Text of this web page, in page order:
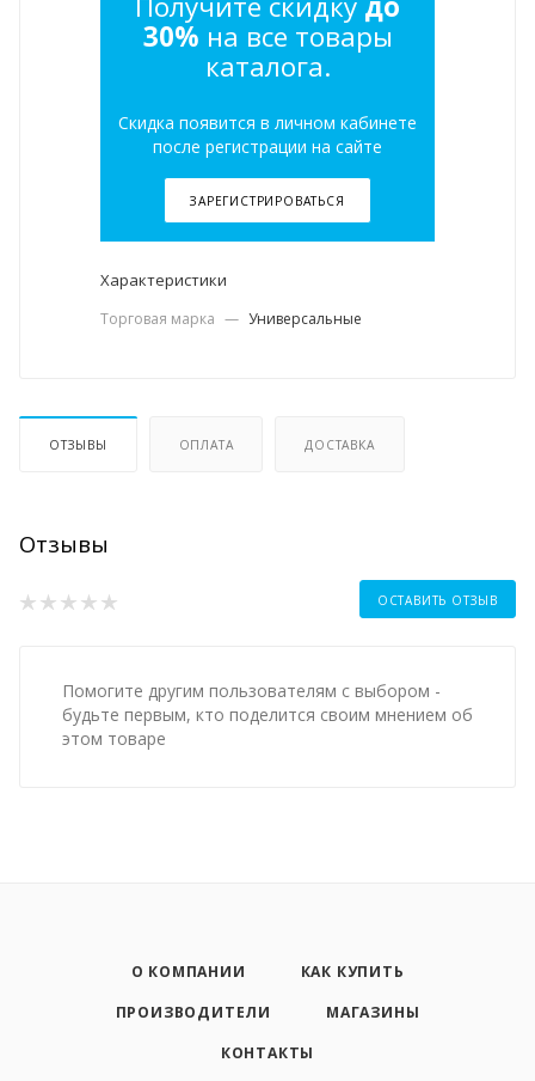
30% на все товары
каталога.
Скидка появится в личном кабинете
после регистрации на сайте
ЗАРЕГИСТРИРОВАТЬСЯ
Характеристики
Торговая марка — Универсальные
ОТЗЫВЫ ОПЛАТА ДОСТАВКА
Отзывы
ОСТАВИТЬ ОТЗЫВ
Помогите другим пользователям с выбором -
будьте первым, кто поделится своим мнением об
этом товаре
О КОМПАНИИ
КАК КУПИТЬ
ПРОИЗВОДИТЕЛИ
МАГАЗИНЫ
КОНТАКТЫ